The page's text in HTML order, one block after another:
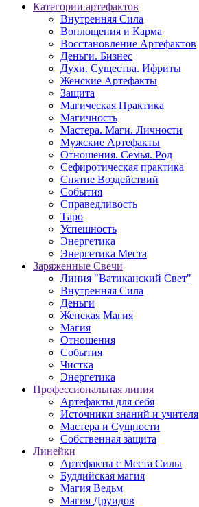
Категории артефактов
Внутренняя Сила
Воплощения и Карма
Восстановление Артефактов
Деньги. Бизнес
Духи. Существа. Ифриты
Женские Артефакты
Защита
Магическая Практика
Магичность
Мастера. Маги. Личности
Мужские Артефакты
Отношения. Семья. Род
Сефиротическая практика
Снятие Воздействий
События
Справедливость
Таро
Успешность
Энергетика
Энергетика Места
Заряженные Свечи
Линия "Ватиканский Свет"
Внутренняя Сила
Деньги
Женская Магия
Магия
Отношения
События
Чистка
Энергетика
Профессиональная линия
Артефакты для себя
Источники знаний и учителя
Мастера и Сущности
Собственная защита
Линейки
Артефакты с Места Силы
Буддийская магия
Магия Ведьм
Магия Друидов